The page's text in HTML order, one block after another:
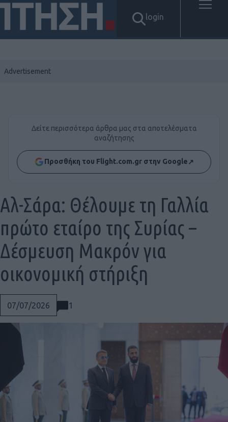
login
Δείτε περισσότερα άρθρα μας στα αποτελέσματα
αναζήτησης
Προσθήκη του Flight.com.gr στην Google↗
07/07/2026 1
Αλ-Σάρα: Θέλουμε τη Γαλλία
πρώτο εταίρο της Συρίας –
Δέσμευση Μακρόν για
οικονομική στήριξη